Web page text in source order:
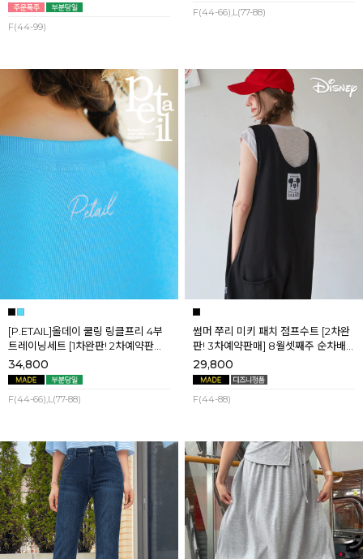
F(44-99)
F(44-66),L(77-88)
[P.ETAIL]올데이 쿨링 링클프리 4부
트레이닝세트 [1차완판! 2차예약판매]
[블랙L] 8월셋째주 순차배송
34,800
F(44-66),L(77-88)
썸머 쭈리 미키 패치 점프수트 [2차완
판! 3차예약판매] 8월셋째주 순차배
송
29,800
F(44-88)